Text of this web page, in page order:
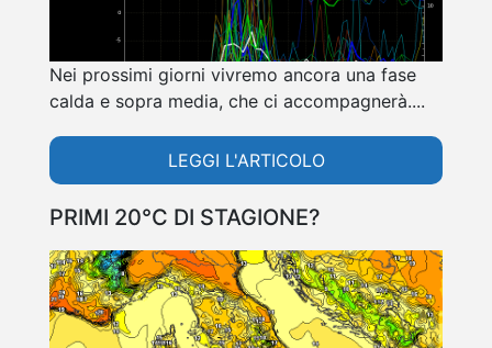
Nei prossimi giorni vivremo ancora una fase
calda e sopra media, che ci accompagnerà....
LEGGI L'ARTICOLO
PRIMI 20°C DI STAGIONE?